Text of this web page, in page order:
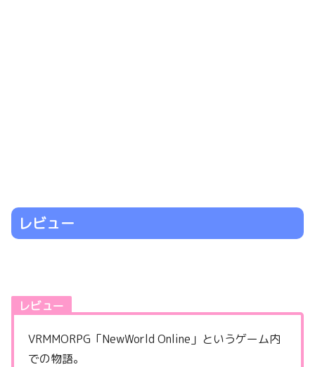
レビュー
レビュー
VRMMORPG「NewWorld Online」というゲーム内
での物語。